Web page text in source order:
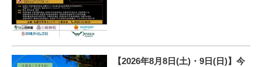
【2026年8月8日(土)・9日(日)】今